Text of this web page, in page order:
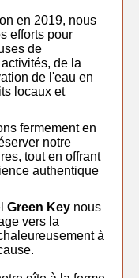
en 2019, nous
efforts pour
de
de la
de l'eau en
locaux et
fermement en
notre
tout en offrant
authentique
Green Key nous
vers la
à